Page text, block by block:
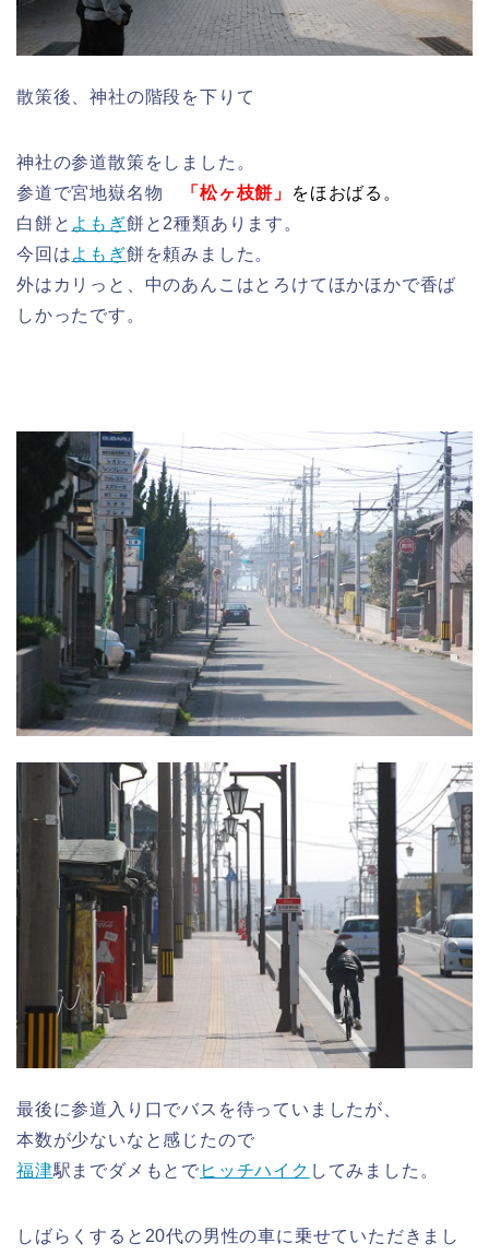
散策後、神社の階段を下りて
神社の参道散策をしました。
参道で宮地嶽名物
「松ヶ枝餅」
をほおばる。
白餅と よもぎ餅と2種類あります。
今回はよもぎ餅を頼みました。
外はカリっと、中のあんこはとろけてほかほかで香ば
しかったです。
最後に参道入り口でバスを待っていましたが、
本数が少ないなと感じたので
福津駅までダメもとで ヒッチハイク してみました。
しばらくすると20代の男性の車に乗せていただきまし